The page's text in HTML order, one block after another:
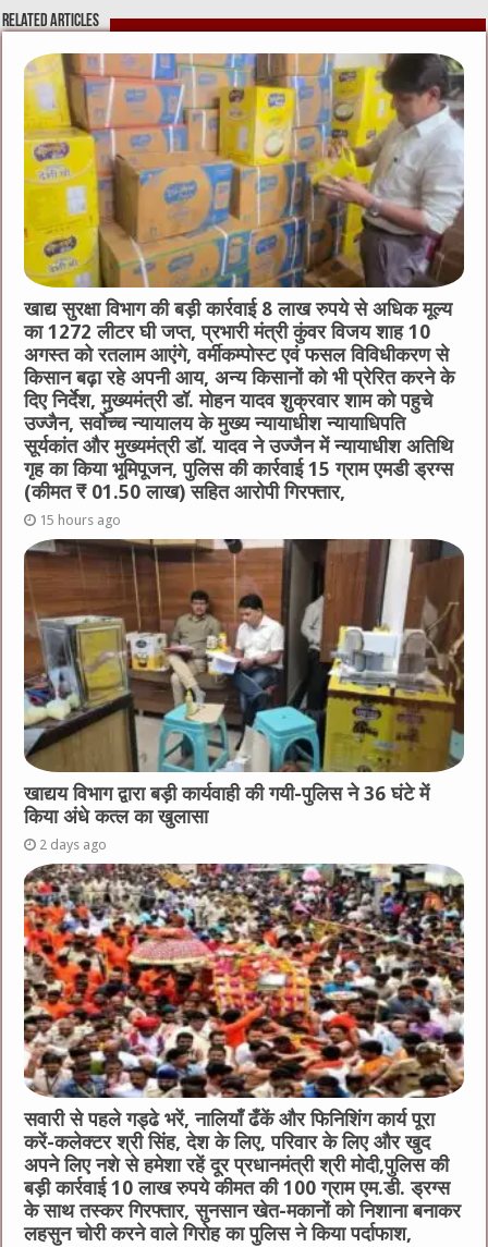
b
o
o
k
r
at
n
g
er
A
p
p
Related Articles
खाद्य सुरक्षा विभाग की बड़ी कार्रवाई 8 लाख रुपये से अधिक मूल्य
का 1272 लीटर घी जप्त, प्रभारी मंत्री कुंवर विजय शाह 10
अगस्त को रतलाम आएंगे, वर्मीकम्पोस्ट एवं फसल विविधीकरण से
किसान बढ़ा रहे अपनी आय, अन्य किसानों को भी प्रेरित करने के
दिए निर्देश, मुख्यमंत्री डॉ. मोहन यादव शुक्रवार शाम को पहुचे
उज्जैन, सर्वोच्च न्यायालय के मुख्‍य न्‍यायाधीश न्यायाधिपति
सूर्यकांत और मुख्यमंत्री डॉ. यादव ने उज्जैन में न्यायाधीश अतिथि
गृह का किया भूमिपूजन, पुलिस की कार्रवाई 15 ग्राम एमडी ड्रग्स
(कीमत ₹ 01.50 लाख) सहित आरोपी गिरफ्तार,
15 hours ago
खाद्यय विभाग द्वारा बड़ी कार्यवाही की गयी-पुलिस ने 36 घंटे में
किया अंधे कत्ल का खुलासा
2 days ago
सवारी से पहले गड्ढे भरें, नालियाँ ढँकें और फिनिशिंग कार्य पूरा
करें-कलेक्टर श्री सिंह, देश के लिए, परिवार के लिए और खुद
अपने लिए नशे से हमेशा रहें दूर प्रधानमंत्री श्री मोदी,पुलिस की
बड़ी कार्रवाई 10 लाख रुपये कीमत की 100 ग्राम एम.डी. ड्रग्स
के साथ तस्कर गिरफ्तार, सुनसान खेत-मकानों को निशाना बनाकर
लहसुन चोरी करने वाले गिरोह का पुलिस ने किया पर्दाफाश,